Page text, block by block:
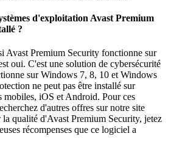
d'exploitation Avast Premium
?
Avast Premium Security fonctionne sur
oui. C'est une solution de cybersécurité
sur Windows 7, 8, 10 et Windows
ne peut pas être installé sur
mobiles, iOS et Android. Pour ces
d'autres offres sur notre site
la qualité d'Avast Premium Security, jetez
récompenses que ce logiciel a